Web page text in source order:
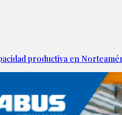
productiva en